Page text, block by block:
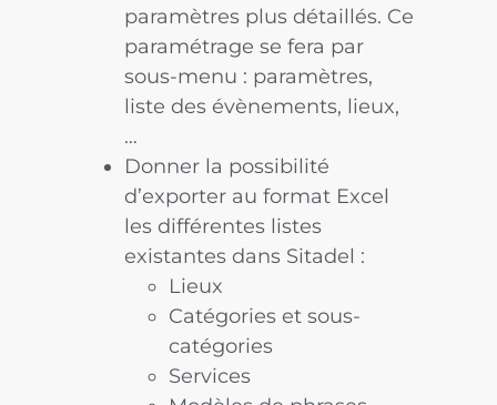
paramètres plus détaillés. Ce
paramétrage se fera par
sous-menu : paramètres,
liste des évènements, lieux,
…
Donner la possibilité
d’exporter au format Excel
les différentes listes
existantes dans Sitadel :
Lieux
Catégories et sous-
catégories
Services